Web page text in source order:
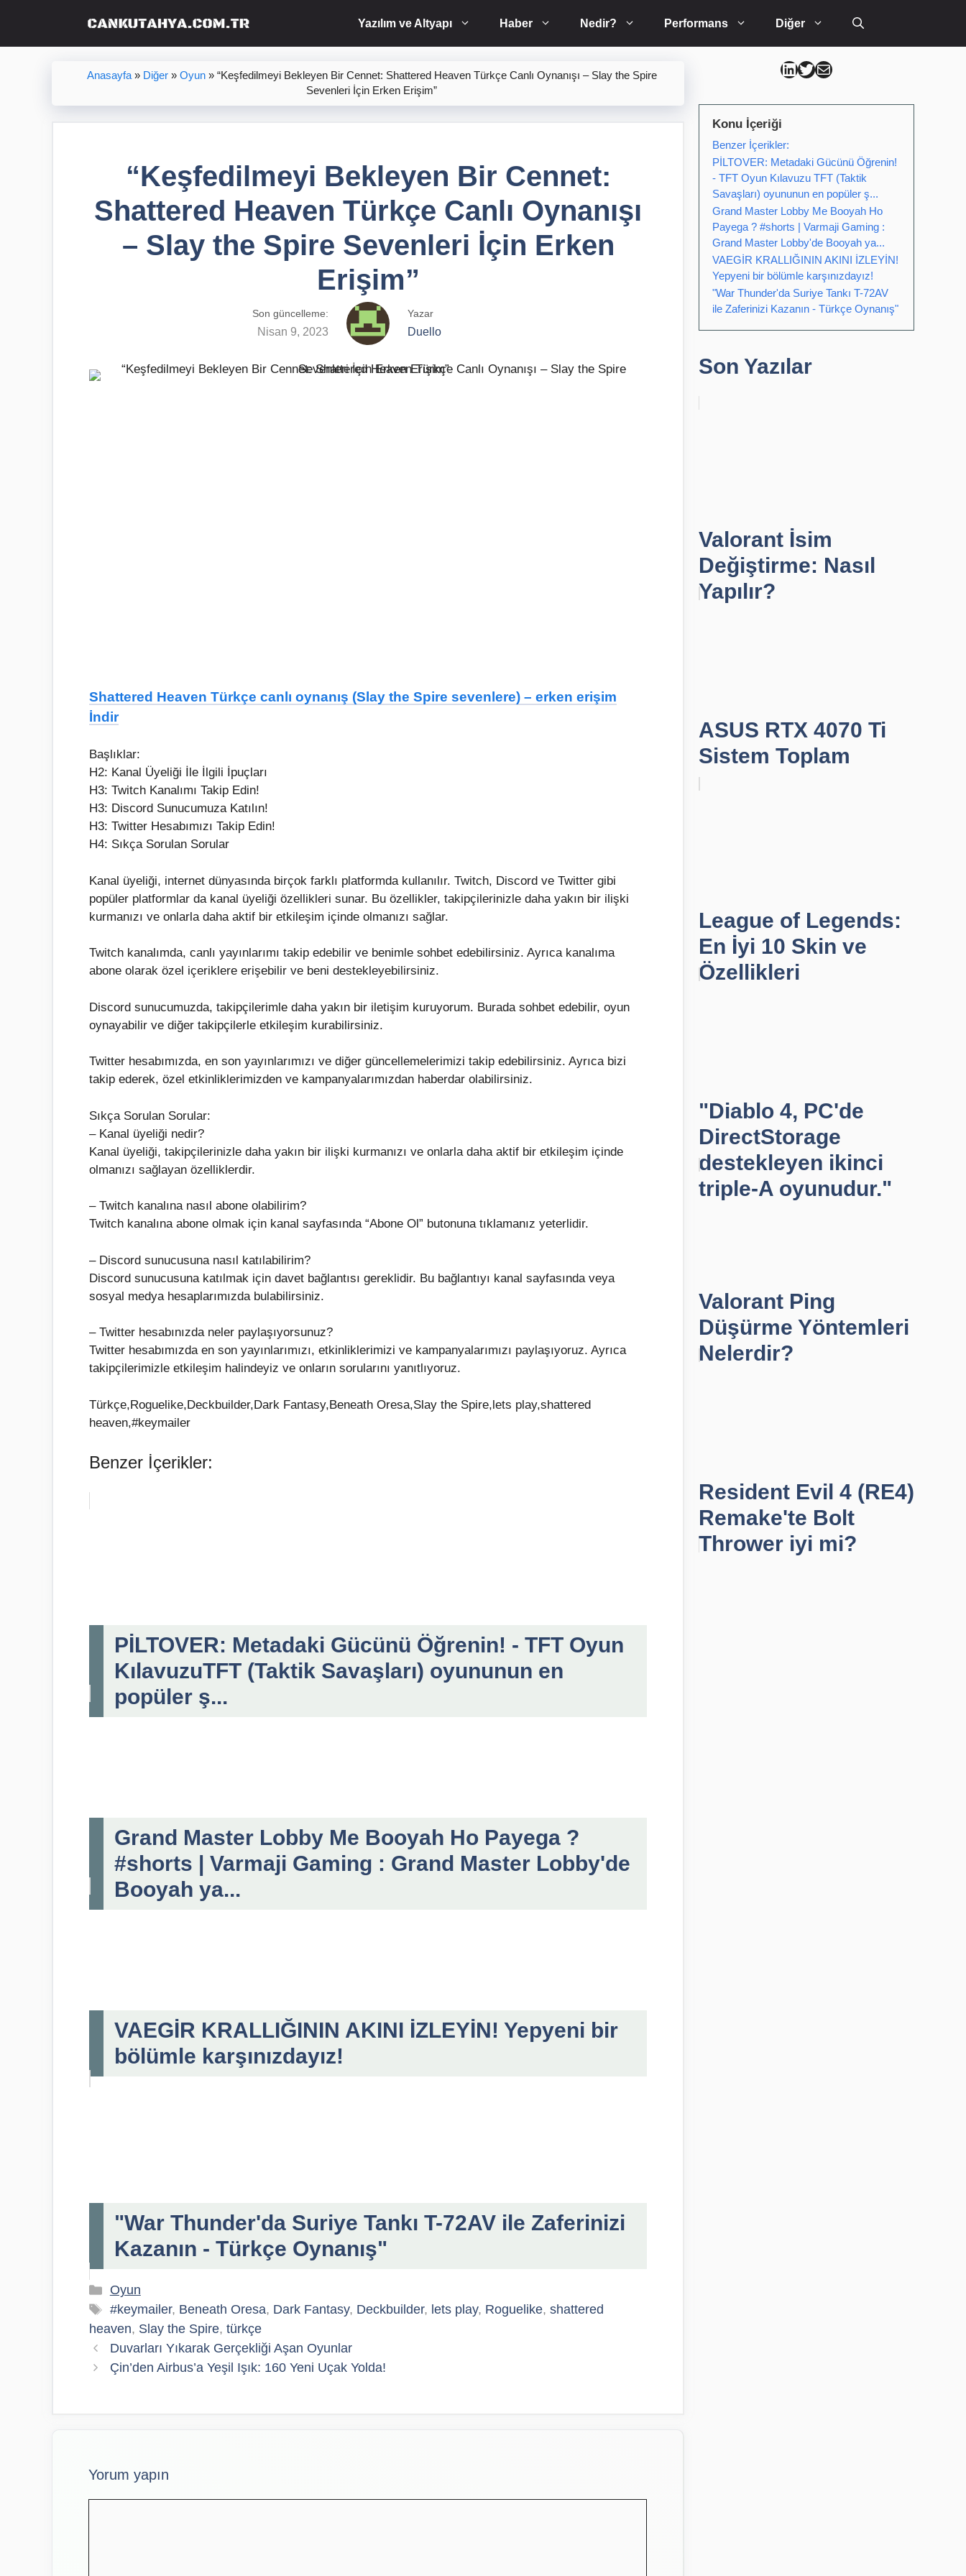
Yazılım ve Altyapı Haber Nedir? Performans Diğer
Anasayfa» Diğer» Oyun» “Keşfedilmeyi Bekleyen Bir Cennet: Shattered Heaven Türkçe Canlı Oynanışı – Slay the Spire
Sevenleri İçin Erken Erişim”
“Keşfedilmeyi Bekleyen Bir Cennet:
Shattered Heaven Türkçe Canlı Oynanışı
– Slay the Spire Sevenleri İçin Erken
Erişim”
Son güncelleme:
Nisan 9, 2023
Yazar
Duello
Shattered Heaven Türkçe canlı oynanış (Slay the Spire sevenlere) – erken erişim
İndir
Başlıklar:
H2: Kanal Üyeliği İle İlgili İpuçları
H3: Twitch Kanalımı Takip Edin!
H3: Discord Sunucumuza Katılın!
H3: Twitter Hesabımızı Takip Edin!
H4: Sıkça Sorulan Sorular
Kanal üyeliği, internet dünyasında birçok farklı platformda kullanılır. Twitch, Discord ve Twitter gibi
popüler platformlar da kanal üyeliği özellikleri sunar. Bu özellikler, takipçilerinizle daha yakın bir ilişki
kurmanızı ve onlarla daha aktif bir etkileşim içinde olmanızı sağlar.
Twitch kanalımda, canlı yayınlarımı takip edebilir ve benimle sohbet edebilirsiniz. Ayrıca kanalıma
abone olarak özel içeriklere erişebilir ve beni destekleyebilirsiniz.
Discord sunucumuzda, takipçilerimle daha yakın bir iletişim kuruyorum. Burada sohbet edebilir, oyun
oynayabilir ve diğer takipçilerle etkileşim kurabilirsiniz.
Twitter hesabımızda, en son yayınlarımızı ve diğer güncellemelerimizi takip edebilirsiniz. Ayrıca bizi
takip ederek, özel etkinliklerimizden ve kampanyalarımızdan haberdar olabilirsiniz.
Sıkça Sorulan Sorular:
– Kanal üyeliği nedir?
Kanal üyeliği, takipçilerinizle daha yakın bir ilişki kurmanızı ve onlarla daha aktif bir etkileşim içinde
olmanızı sağlayan özelliklerdir.
– Twitch kanalına nasıl abone olabilirim?
Twitch kanalına abone olmak için kanal sayfasında “Abone Ol” butonuna tıklamanız yeterlidir.
– Discord sunucusuna nasıl katılabilirim?
Discord sunucusuna katılmak için davet bağlantısı gereklidir. Bu bağlantıyı kanal sayfasında veya
sosyal medya hesaplarımızda bulabilirsiniz.
– Twitter hesabınızda neler paylaşıyorsunuz?
Twitter hesabımızda en son yayınlarımızı, etkinliklerimizi ve kampanyalarımızı paylaşıyoruz. Ayrıca
takipçilerimizle etkileşim halindeyiz ve onların sorularını yanıtlıyoruz.
Türkçe,Roguelike,Deckbuilder,Dark Fantasy,Beneath Oresa,Slay the Spire,lets play,shattered
heaven,#keymailer
Benzer İçerikler:
PİLTOVER: Metadaki Gücünü Öğrenin! - TFT Oyun
KılavuzuTFT (Taktik Savaşları) oyununun en
popüler ş...
Grand Master Lobby Me Booyah Ho Payega ?
#shorts | Varmaji Gaming : Grand Master Lobby'de
Booyah ya...
VAEGİR KRALLIĞININ AKINI İZLEYİN! Yepyeni bir
bölümle karşınızdayız!
"War Thunder'da Suriye Tankı T-72AV ile Zaferinizi
Kazanın - Türkçe Oynanış"
Kategoriler
Oyun
Etiketler
#keymailer, Beneath Oresa, Dark Fantasy, Deckbuilder, lets play, Roguelike, shattered
heaven, Slay the Spire, türkçe
Duvarları Yıkarak Gerçekliği Aşan Oyunlar
Çin’den Airbus’a Yeşil Işık: 160 Yeni Uçak Yolda!
Yorum yapın
Can Kütahya Linkedin
Can Kütahya Twitter
Can Kütahya Mail
Konu İçeriği
Benzer İçerikler:
PİLTOVER: Metadaki Gücünü Öğrenin!
- TFT Oyun Kılavuzu TFT (Taktik
Savaşları) oyununun en popüler ş...
Grand Master Lobby Me Booyah Ho
Payega ? #shorts | Varmaji Gaming :
Grand Master Lobby'de Booyah ya...
VAEGİR KRALLIĞININ AKINI İZLEYİN!
Yepyeni bir bölümle karşınızdayız!
"War Thunder'da Suriye Tankı T-72AV
ile Zaferinizi Kazanın - Türkçe Oynanış"
Son Yazılar
Valorant İsim
Değiştirme: Nasıl
Yapılır?
ASUS RTX 4070 Ti
Sistem Toplam
League of Legends:
En İyi 10 Skin ve
Özellikleri
"Diablo 4, PC'de
DirectStorage
destekleyen ikinci
triple-A oyunudur."
Valorant Ping
Düşürme Yöntemleri
Nelerdir?
Resident Evil 4 (RE4)
Remake'te Bolt
Thrower iyi mi?